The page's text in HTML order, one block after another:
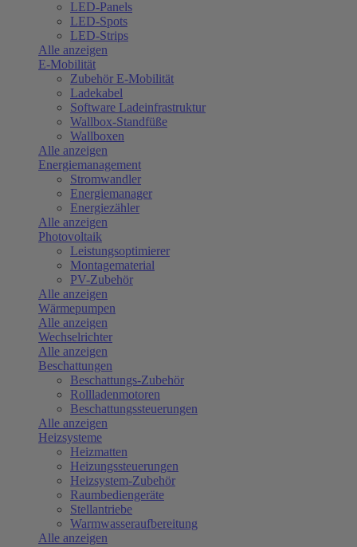
LED-Panels
LED-Spots
LED-Strips
Alle anzeigen
E-Mobilität
Zubehör E-Mobilität
Ladekabel
Software Ladeinfrastruktur
Wallbox-Standfüße
Wallboxen
Alle anzeigen
Energiemanagement
Stromwandler
Energiemanager
Energiezähler
Alle anzeigen
Photovoltaik
Leistungsoptimierer
Montagematerial
PV-Zubehör
Alle anzeigen
Wärmepumpen
Alle anzeigen
Wechselrichter
Alle anzeigen
Beschattungen
Beschattungs-Zubehör
Rollladenmotoren
Beschattungssteuerungen
Alle anzeigen
Heizsysteme
Heizmatten
Heizungssteuerungen
Heizsystem-Zubehör
Raumbediengeräte
Stellantriebe
Warmwasseraufbereitung
Alle anzeigen